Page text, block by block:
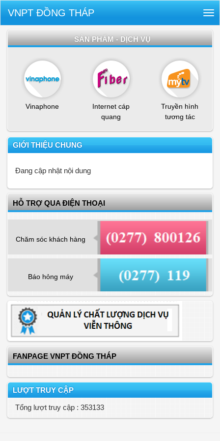
VNPT ĐỒNG THÁP
SẢN PHẨM - DỊCH VỤ
Vinaphone
Internet cáp
quang
Truyền hình
tương tác
GIỚI THIỆU CHUNG
Đang cập nhật nội dung
HỖ TRỢ QUA ĐIỆN THOẠI
Chăm sóc khách hàng
Báo hỏng máy
FANPAGE VNPT ĐỒNG THÁP
LƯỢT TRUY CẬP
Tổng lượt truy cập : 353133